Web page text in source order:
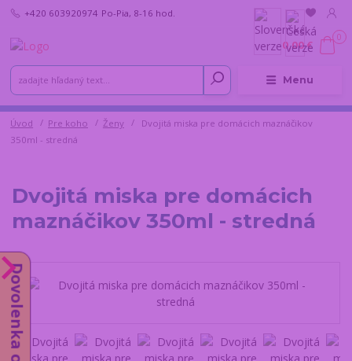
Menu
+420 603920974 Po-Pia, 8-16 hod.
0
0,00 €
Úvod Pre koho Ženy
Dvojitá miska pre domácich maznáčikov
350ml - stredná
Dvojitá miska pre domácich
maznáčikov 350ml - stredná